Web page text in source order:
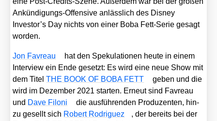
Ankün­di­gungs-Offen­si­ve anläss­lich des Dis­ney
Investor’s Day nichts von einer Boba Fett-Serie gesagt
wor­den.
Jon Fav­reau
hat den Spe­ku­la­tio­nen heu­te in einem
Inter­view ein Ende gesetzt: Es wird eine neue Show mit
dem TitelTHE BOOK OF BOBA FETT
geben und die
wird im Dezem­ber 2021 star­ten. Erneut sind Fav­reau
und Dave Filoni
die aus­füh­ren­den Pro­du­zen­ten, hin­
zu gesellt sich Robert Rodri­guez
, der bereits bei der